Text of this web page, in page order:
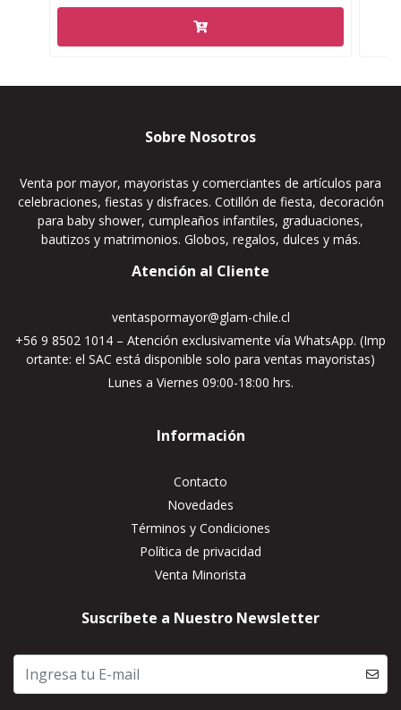
Sobre Nosotros
Venta por mayor, mayoristas y comerciantes de artículos para
celebraciones, fiestas y disfraces. Cotillón de fiesta, decoración
para baby shower, cumpleaños infantiles, graduaciones,
bautizos y matrimonios. Globos, regalos, dulces y más.
Atención al Cliente
ventaspormayor@glam-chile.cl
+56 9 8502 1014 – Atención exclusivamente vía WhatsApp. (Imp
ortante: el SAC está disponible solo para ventas mayoristas)
Lunes a Viernes 09:00-18:00 hrs.
Información
Contacto
Novedades
Términos y Condiciones
Política de privacidad
Venta Minorista
Suscríbete a Nuestro Newsletter